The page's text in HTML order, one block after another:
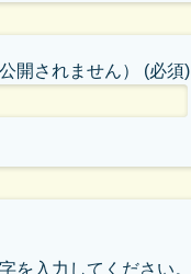
開されません） (必須)
を入力してください。